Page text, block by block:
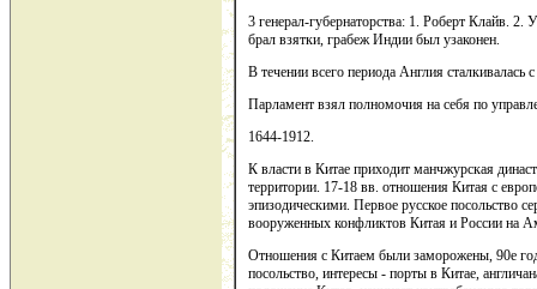
3 генерал-губернаторства: 1. Роберт Клайв. 2.
брал взятки, грабеж Индии был узаконен.
В течении всего периода Англия
Парламент взял полномочия на себя по
1644-1912.
К власти в Китае приходит манчжурская
территории. 17-18 вв. отношения Китая с
эпизодическими. Первое русское посольство
вооруженных конфликтов Китая и России на
Отношения с Китаем были заморожены, 90е
посольство, интересы - порты в Китае,